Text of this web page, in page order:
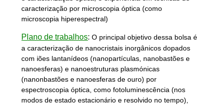
caracterização por microscopia óptica (como
microscopia hiperespectral)
Plano de trabalhos: O principal objetivo dessa bolsa é
a caracterização de nanocristais inorgânicos dopados
com iões lantanídeos (nanopartículas, nanobastões e
nanoesferas) e nanoestruturas plasmónicas
(nanonbastões e nanoesferas de ouro) por
espectroscopia óptica, como fotoluminescência (nos
modos de estado estacionário e resolvido no tempo),